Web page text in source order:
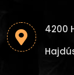

4200